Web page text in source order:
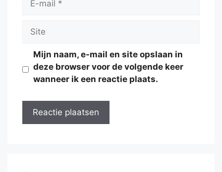
Site
Mijn naam, e-mail en site opslaan in
deze browser voor de volgende keer
wanneer ik een reactie plaats.